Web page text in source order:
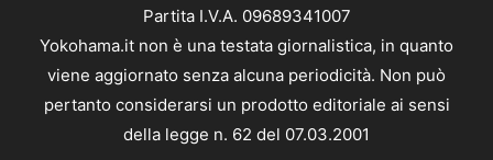
Partita I.V.A. 09689341007
Yokohama.it non è una testata giornalistica, in quanto
viene aggiornato senza alcuna periodicità. Non può
pertanto considerarsi un prodotto editoriale ai sensi
della legge n. 62 del 07.03.2001